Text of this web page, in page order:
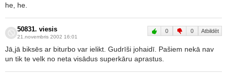
he, he.
50831. viesis
21.novembris 2002 16:01
0 0 Atbildēt
Jā,jā biksēs ar biturbo var ielikt. Gudrīši johaidī. Pašiem nekā nav
un tik te velk no neta visādus superkāru aprastus.